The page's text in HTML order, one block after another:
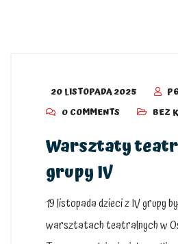
20 LISTOPADA 2025
0 COMMENTS
BEZ
Warsztaty
grupy IV
19 listopada dzieci z IV grupy
warsztatach teatralnych w